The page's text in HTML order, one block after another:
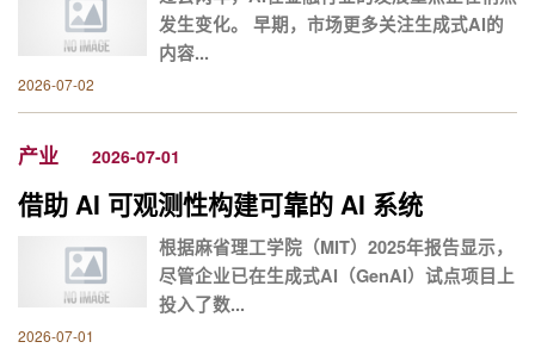
发生变化。 早期，市场更多关注生成式AI的
内容...
2026-07-02
产业 2026-07-01
借助 AI 可观测性构建可靠的 AI 系统
根据麻省理工学院（MIT）2025年报告显示，
尽管企业已在生成式AI（GenAI）试点项目上
投入了数...
2026-07-01